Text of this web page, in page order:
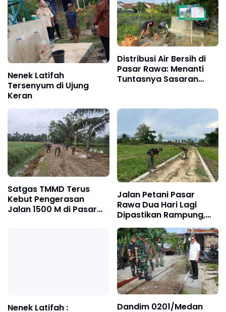
Nenek Latifah
Tersenyum di Ujung
Keran
Distribusi Air Bersih di
Pasar Rawa: Menanti
Tuntasnya Sasaran
Satgas TMMD Terus
Kebut Pengerasan
Jalan 1500 M di Pasar
Jalan Petani Pasar
Rawa Dua Hari Lagi
Dipastikan Rampung,
Satgas Kebut Pelebaran
Jalan
Nenek Latifah :
Dandim 0201/Medan